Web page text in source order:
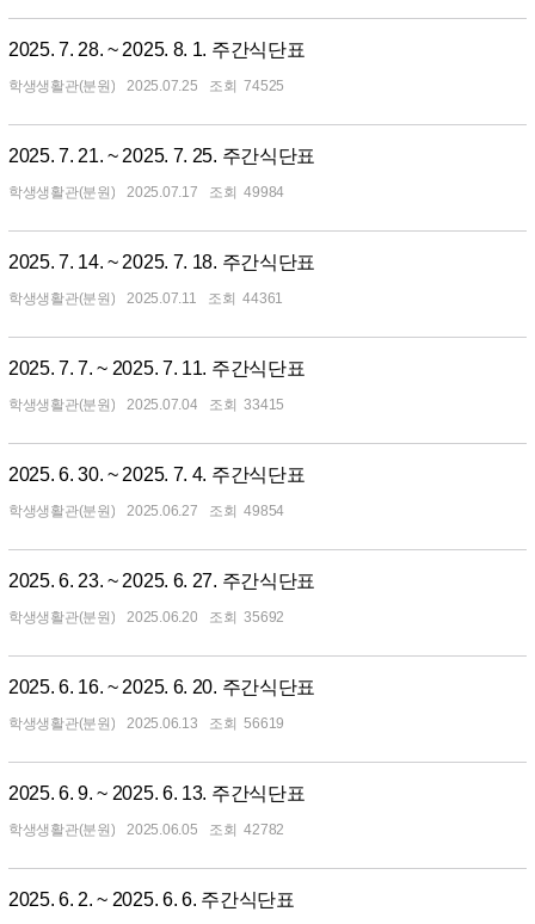
2025. 7. 28. ~ 2025. 8. 1. 주간식단표
학생생활관(분원) 2025.07.25 74525
2025. 7. 21. ~ 2025. 7. 25. 주간식단표
학생생활관(분원) 2025.07.17 49984
2025. 7. 14. ~ 2025. 7. 18. 주간식단표
학생생활관(분원) 2025.07.11 44361
2025. 7. 7. ~ 2025. 7. 11. 주간식단표
학생생활관(분원) 2025.07.04 33415
2025. 6. 30. ~ 2025. 7. 4. 주간식단표
학생생활관(분원) 2025.06.27 49854
2025. 6. 23. ~ 2025. 6. 27. 주간식단표
학생생활관(분원) 2025.06.20 35692
2025. 6. 16. ~ 2025. 6. 20. 주간식단표
학생생활관(분원) 2025.06.13 56619
2025. 6. 9. ~ 2025. 6. 13. 주간식단표
학생생활관(분원) 2025.06.05 42782
2025. 6. 2. ~ 2025. 6. 6. 주간식단표